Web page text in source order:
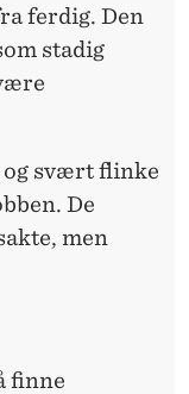
ferdig. Den
stadig
og svært flinke
De
men
finne